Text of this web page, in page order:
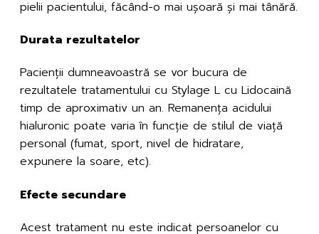
pielii pacientului, făcând-o mai ușoară și mai tânără.
Durata rezultatelor
Pacienții dumneavoastră se vor bucura de
rezultatele tratamentului cu Stylage L cu Lidocaină
timp de aproximativ un an. Remanența acidului
hialuronic poate varia în funcție de stilul de viață
personal (fumat, sport, nivel de hidratare,
expunere la soare, etc).
Efecte secundare
Acest tratament nu este indicat persoanelor cu